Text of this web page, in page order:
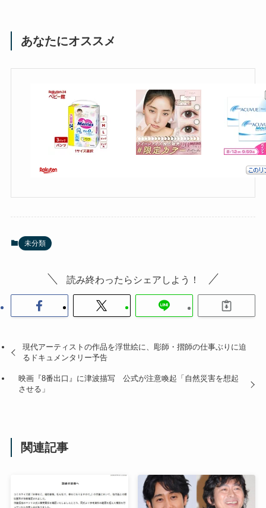
あなたにオススメ
未分類
読み終わったらシェアしよう！
現代アーティストの作品を浮世絵に、彫師・摺師の仕事ぶりに迫
るドキュメンタリー予告
映画『8番出口』に津波描写 公式が注意喚起「自然災害を想起
させる」
関連記事